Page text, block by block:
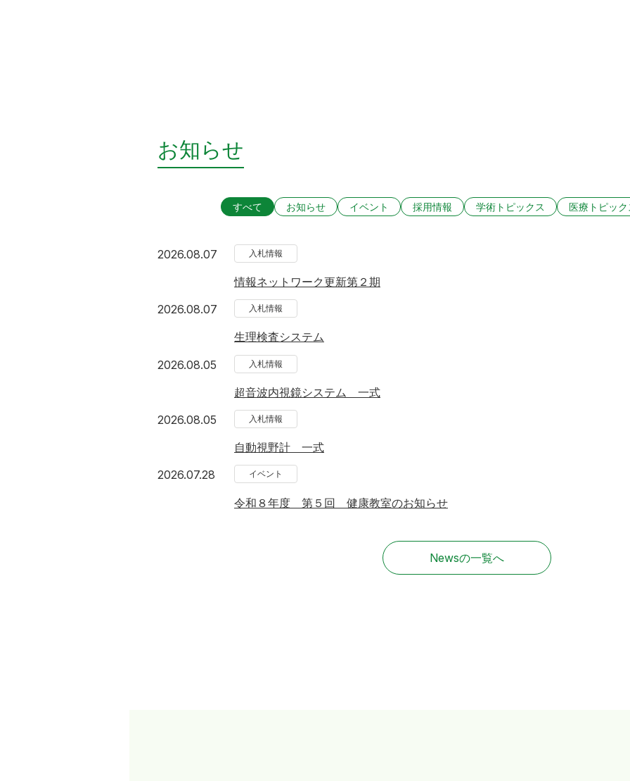
お知らせ
すべて お知らせ イベント 採用情報 学術トピックス 医療トピック
2026.08.07 2026年8月7日
入札情報
情報ネットワーク更新第２期
2026.08.07 2026年8月7日
入札情報
生理検査システム
2026.08.05 2026年8月5日
入札情報
超音波内視鏡システム 一式
2026.08.05 2026年8月5日
入札情報
自動視野計 一式
2026.07.28 2026年7月28日
イベント
令和８年度 第５回 健康教室のお知らせ
Newsの一覧へ